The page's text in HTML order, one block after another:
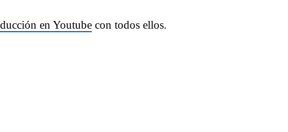
en Youtube con todos ellos.